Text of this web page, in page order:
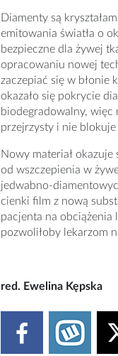
Diamenty są
emitowania światła o
bezpieczne dla żywej
opracowaniu nowej
zaczepiać się w błonie
okazało się pokrycie
biodegradowalny, więc
przejrzysty i nie blokuje
Nowy materiał
od wszczepienia w
jedwabno-
cienki film z nową
pacjenta na obciążenia
pozwoliłoby lekarzom
red. Ewelina Kępska